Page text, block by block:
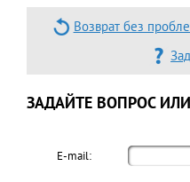
Возврат без
ЗАДАЙТЕ ВОПРОС
E-mail: